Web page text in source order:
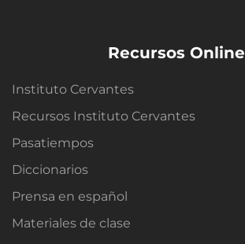
Recursos Online
Instituto Cervantes
Recursos Instituto Cervantes
Pasatiempos
Diccionarios
Prensa en español
Materiales de clase